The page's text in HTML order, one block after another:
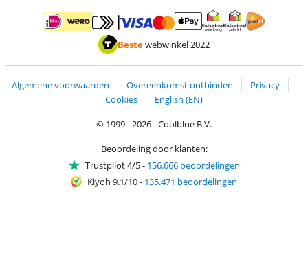
Betalen met iDEAL | WeroBetalen met MasterCard en Visa via ClickToPay
Betalen met ApplePay
Thuiswinkel waarborg
Bestewebwinkel 2022
Algemene voorwaarden Overeenkomst ontbinden
Privacy
Cookies
English (EN)
© 1999 - 2026 - Coolblue B.V.
Beoordeling door klanten:
Trustpilot 4/5- 156.666 beoordelingen
Kiyoh 9.1/10- 135.471 beoordelingen